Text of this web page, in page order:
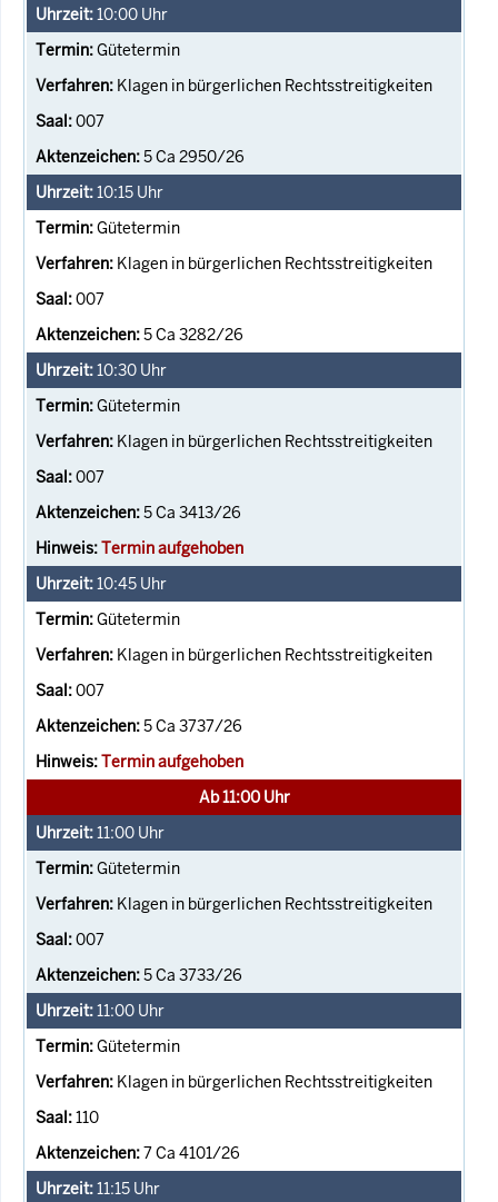
10:00 Uhr
Gütetermin
Klagen in bürgerlichen Rechtsstreitigkeiten
007
5 Ca 2950/26
10:15 Uhr
Gütetermin
Klagen in bürgerlichen Rechtsstreitigkeiten
007
5 Ca 3282/26
10:30 Uhr
Gütetermin
Klagen in bürgerlichen Rechtsstreitigkeiten
007
5 Ca 3413/26
Termin aufgehoben
10:45 Uhr
Gütetermin
Klagen in bürgerlichen Rechtsstreitigkeiten
007
5 Ca 3737/26
Termin aufgehoben
Ab 11:00 Uhr
11:00 Uhr
Gütetermin
Klagen in bürgerlichen Rechtsstreitigkeiten
007
5 Ca 3733/26
11:00 Uhr
Gütetermin
Klagen in bürgerlichen Rechtsstreitigkeiten
110
7 Ca 4101/26
11:15 Uhr